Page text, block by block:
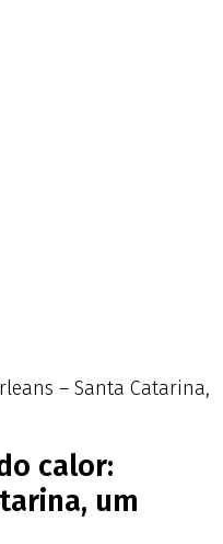
– Santa Catarina,
calor:
um